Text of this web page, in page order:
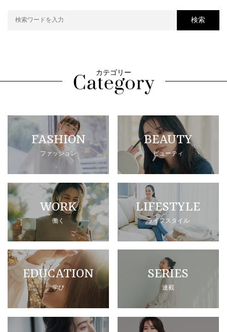
検索
カテゴリー
FASHION
ファッション
BEAUTY
ビューティ
WORK
働く
LIFESTYLE
ライフスタイル
EDUCATION
学び
SERIES
連載